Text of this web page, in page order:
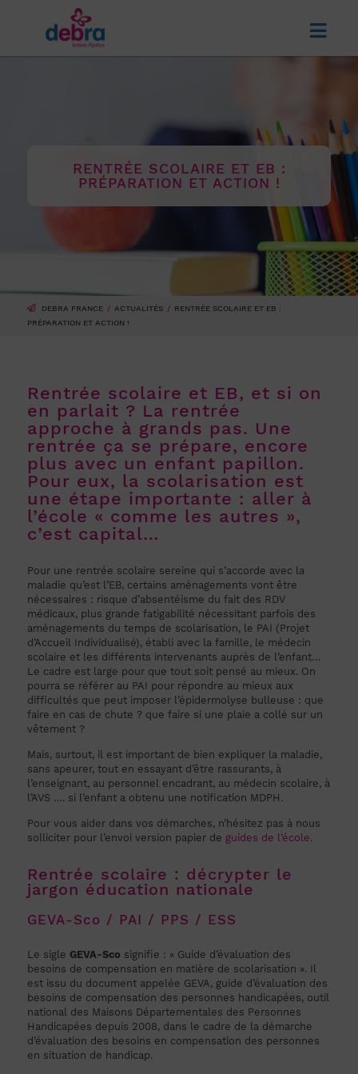
RENTRÉE SCOLAIRE ET EB :
PRÉPARATION ET ACTION !
DEBRA FRANCE ACTUALITÉS
RENTRÉE SCOLAIRE ET EB :
PRÉPARATION ET ACTION !
Rentrée scolaire et EB, et si on
en parlait ? La rentrée
approche à grands pas. Une
rentrée ça se prépare, encore
plus avec un enfant papillon.
Pour eux, la scolarisation est
une étape importante : aller à
l’école « comme les autres »,
c’est capital…
Pour une rentrée scolaire sereine qui s’accorde avec la
maladie qu’est l’EB, certains aménagements vont être
nécessaires : risque d’absentéisme du fait des RDV
médicaux, plus grande fatigabilité nécessitant parfois des
aménagements du temps de scolarisation, le PAI (Projet
d’Accueil Individualisé), établi avec la famille, le médecin
scolaire et les différents intervenants auprès de l’enfant…
Le cadre est large pour que tout soit pensé au mieux. On
pourra se référer au PAI pour répondre au mieux aux
difficultés que peut imposer l’épidermolyse bulleuse : que
faire en cas de chute ? que faire si une plaie a collé sur un
vêtement ?
Mais, surtout, il est important de bien expliquer la maladie,
sans apeurer, tout en essayant d’être rassurants, à
l’enseignant, au personnel encadrant, au médecin scolaire, à
l’AVS …. si l’enfant a obtenu une notification MDPH.
Pour vous aider dans vos démarches, n’hésitez pas à nous
solliciter pour l’envoi version papier de guides de l’école.
Rentrée scolaire : décrypter le
jargon éducation nationale
GEVA-Sco / PAI / PPS / ESS
Le sigle GEVA-Sco signifie : « Guide d’évaluation des
besoins de compensation en matière de scolarisation ». Il
est issu du document appelée GEVA, guide d’évaluation des
besoins de compensation des personnes handicapées, outil
national des Maisons Départementales des Personnes
Handicapées depuis 2008, dans le cadre de la démarche
d’évaluation des besoins en compensation des personnes
en situation de handicap.